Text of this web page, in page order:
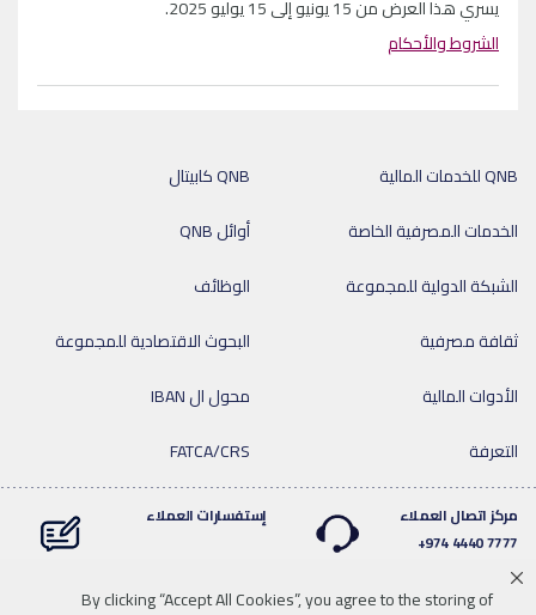
By clicking “Accept All Cookies”, you agree to the storing of
يسري هذا العرض من 15 يونيو إلى 15 يوليو 2025.
الشروط والأحكام
QNB كابيتال
QNB للخدمات المالية
أوائل QNB
الخدمات المصرفية الخاصة
الوظائف
الشبكة الدولية للمجموعة
البحوث الاقتصادية للمجموعة
ثقافة مصرفية
محول ال IBAN
الأدوات المالية
FATCA/CRS
التعرفة
مركز اتصال العملاء
7777 4440 974+
إستفسارات العملاء